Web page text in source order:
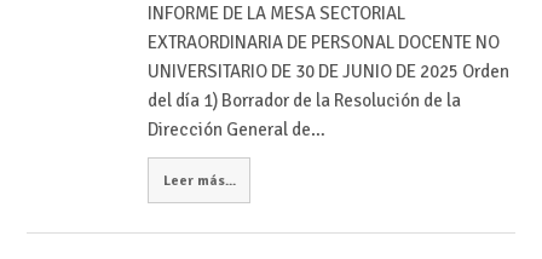
INFORME DE LA MESA SECTORIAL
EXTRAORDINARIA DE PERSONAL DOCENTE NO
UNIVERSITARIO DE 30 DE JUNIO DE 2025 Orden
del día 1) Borrador de la Resolución de la
Dirección General de…
Leer más...